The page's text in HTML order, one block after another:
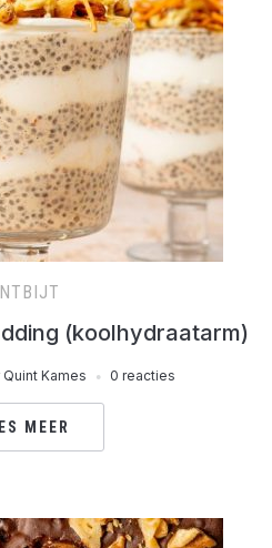
(koolhydraatarm)
Quint Kames 0 reacties
MEER